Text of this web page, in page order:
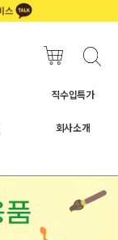
직수입특가
회사소개